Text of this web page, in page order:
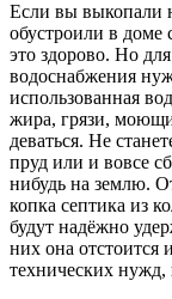
Если вы выкопали
обустроили в доме
это здорово. Но
водоснабжения
использованная
жира, грязи,
деваться. Не
пруд или и вовсе
нибудь на землю.
копка септика из
будут надёжно
них она отстоится
технических нужд,